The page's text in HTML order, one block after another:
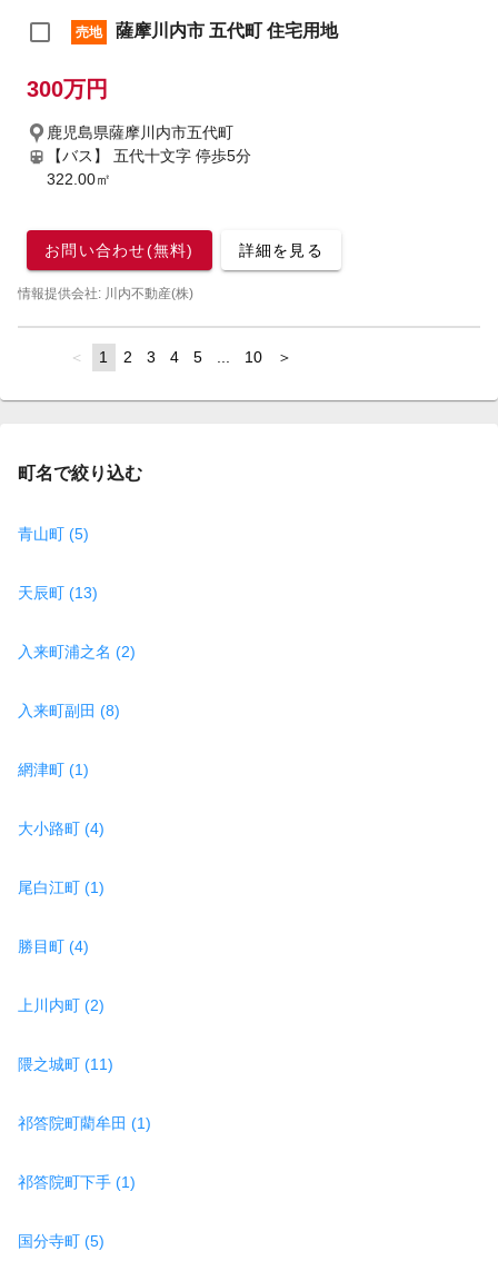
売地 薩摩川内市 五代町 住宅用地
300万円
鹿児島県薩摩川内市五代町
【バス】 五代十文字 停歩5分
322.00㎡
お問い合わせ(無料) 詳細を見る
情報提供会社: 川内不動産(株)
page
You're
page
1 page
2 page
3 page
4 page
5 pagepage
10 page
町名で絞り込む
青山町 (5)
天辰町 (13)
入来町浦之名 (2)
入来町副田 (8)
網津町 (1)
大小路町 (4)
尾白江町 (1)
勝目町 (4)
上川内町 (2)
隈之城町 (11)
祁答院町藺牟田 (1)
祁答院町下手 (1)
国分寺町 (5)